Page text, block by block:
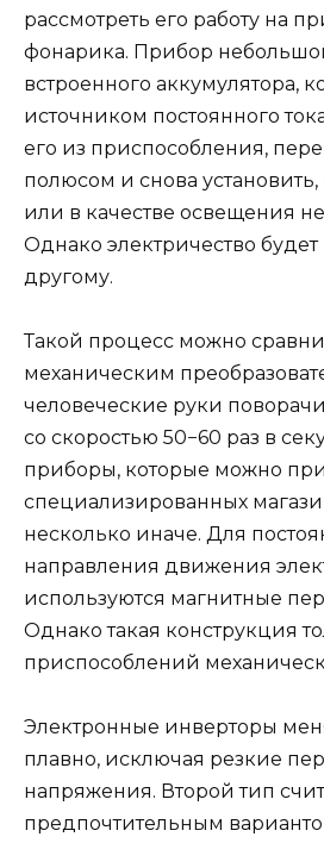
рассмотреть его работу на
фонарика. Прибор
встроенного аккумулятора,
источником постоянного
его из приспособления,
полюсом и снова
или в качестве освещения
Однако электричество будет
другому.
Такой процесс можно
механическим
человеческие руки
со скоростью 50−60 раз в
приборы, которые можно
специализированных
несколько иначе. Для
направления движения
используются магнитные
Однако такая конструкция
приспособлений
Электронные инверторы
плавно, исключая резкие
напряжения. Второй тип
предпочтительным